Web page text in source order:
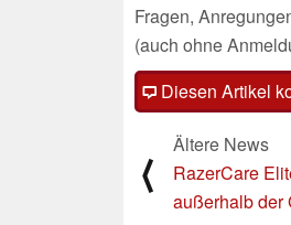
Fragen,
(auch ohne
Diesen Artikel
⟨
Ältere News
RazerCare
außerhalb der